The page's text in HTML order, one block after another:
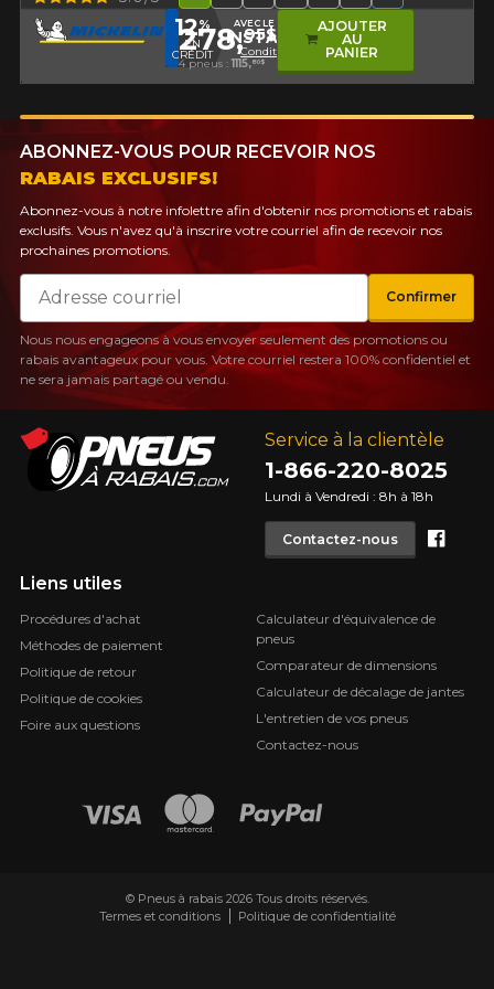
12%
EN
CRÉDIT
AVEC LE CODE
INSTALL12
Conditions
278,95$
4 pneus : 1115,80$
AJOUTER
AU
PANIER
Service à la clientèle
1-866-220-8025
Lundi à Vendredi : 8h à 18h
Contactez-nous
Liens utiles
Procédures d'achat
Méthodes de paiement
Politique de retour
Politique de cookies
Foire aux questions
Calculateur d'équivalence de
pneus
Comparateur de dimensions
Calculateur de décalage de jantes
L'entretien de vos pneus
Contactez-nous
ABONNEZ-VOUS POUR RECEVOIR NOS
RABAIS EXCLUSIFS!
Abonnez-vous à notre infolettre afin d'obtenir nos promotions et rabais
exclusifs. Vous n'avez qu'à inscrire votre courriel afin de recevoir nos
prochaines promotions.
Courriel
Confirmer
Nous nous engageons à vous envoyer seulement des promotions ou
rabais avantageux pour vous. Votre courriel restera 100% confidentiel et
ne sera jamais partagé ou vendu.
© Pneus à rabais 2026 Tous droits réservés.
Termes et conditions
Politique de confidentialité